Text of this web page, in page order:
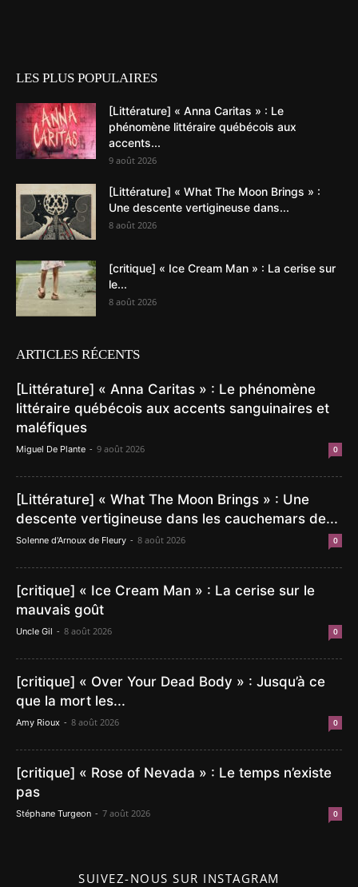
LES PLUS POPULAIRES
[Littérature] « Anna Caritas » : Le
phénomène littéraire québécois aux
accents...
9 août 2026
[Littérature] « What The Moon Brings » :
Une descente vertigineuse dans...
8 août 2026
[critique] « Ice Cream Man » : La cerise sur
le...
8 août 2026
ARTICLES RÉCENTS
[Littérature] « Anna Caritas » : Le phénomène
littéraire québécois aux accents sanguinaires et
maléfiques
Miguel De Plante - 9 août 2026 0
[Littérature] « What The Moon Brings » : Une
descente vertigineuse dans les cauchemars de...
Solenne d'Arnoux de Fleury - 8 août 2026 0
[critique] « Ice Cream Man » : La cerise sur le
mauvais goût
Uncle Gil - 8 août 2026 0
[critique] « Over Your Dead Body » : Jusqu’à ce
que la mort les...
Amy Rioux - 8 août 2026 0
[critique] « Rose of Nevada » : Le temps n’existe
pas
Stéphane Turgeon - 7 août 2026 0
SUIVEZ-NOUS SUR INSTAGRAM